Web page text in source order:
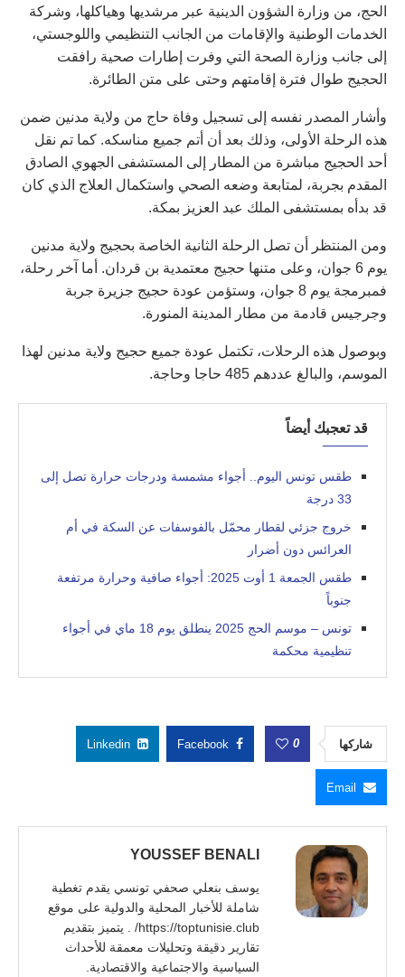
الحج، من وزارة الشؤون الدينية عبر مرشديها وهياكلها، وشركة
الخدمات الوطنية والإقامات من الجانب التنظيمي واللوجستي،
إلى جانب وزارة الصحة التي وفرت إطارات صحية رافقت
الحجيج طوال فترة إقامتهم وحتى على متن الطائرة.
وأشار المصدر نفسه إلى تسجيل وفاة حاج من ولاية مدنين ضمن
هذه الرحلة الأولى، وذلك بعد أن أتم جميع مناسكه. كما تم نقل
أحد الحجيج مباشرة من المطار إلى المستشفى الجهوي الصادق
المقدم بجربة، لمتابعة وضعه الصحي واستكمال العلاج الذي كان
قد بدأه بمستشفى الملك عبد العزيز بمكة.
ومن المنتظر أن تصل الرحلة الثانية الخاصة بحجيج ولاية مدنين
يوم 6 جوان، وعلى متنها حجيج معتمدية بن قردان. أما آخر رحلة،
فمبرمجة يوم 8 جوان، وستؤمن عودة حجيج جزيرة جربة
وجرجيس قادمة من مطار المدينة المنورة.
وبوصول هذه الرحلات، تكتمل عودة جميع حجيج ولاية مدنين لهذا
الموسم، والبالغ عددهم 485 حاجا وحاجة.
قد تعجبك أيضاً
طقس تونس اليوم.. أجواء مشمسة ودرجات حرارة تصل إلى
33 درجة
خروج جزئي لقطار محمّل بالفوسفات عن السكة في أم
العرائس دون أضرار
طقس الجمعة 1 أوت 2025: أجواء صافية وحرارة مرتفعة
جنوباً
تونس – موسم الحج 2025 ينطلق يوم 18 ماي في أجواء
تنظيمية محكمة
شاركها 0
Facebook
Linkedin
Email
YOUSSEF BENALI
يوسف بنعلي صحفي تونسي يقدم تغطية
شاملة للأخبار المحلية والدولية على موقع
https://toptunisie.club/ . يتميز بتقديم
تقارير دقيقة وتحليلات معمقة للأحداث
السياسية والاجتماعية والاقتصادية.